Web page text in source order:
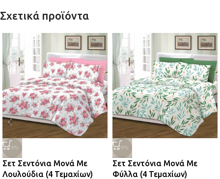
Σχετικά προϊόντα
-29%
Σετ Σεντόνια Μονά Με
Λουλούδια (4 Τεμαχίων)
-29%
Σετ Σεντόνια Μονά Με
Φύλλα (4 Τεμαχίων)